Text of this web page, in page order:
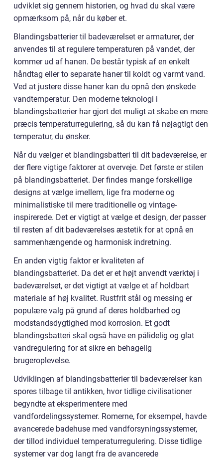
udviklet sig gennem historien, og hvad du skal være
opmærksom på, når du køber et.
Blandingsbatterier til badeværelset er armaturer, der
anvendes til at regulere temperaturen på vandet, der
kommer ud af hanen. De består typisk af en enkelt
håndtag eller to separate haner til koldt og varmt vand.
Ved at justere disse haner kan du opnå den ønskede
vandtemperatur. Den moderne teknologi i
blandingsbatterier har gjort det muligt at skabe en mere
præcis temperaturregulering, så du kan få nøjagtigt den
temperatur, du ønsker.
Når du vælger et blandingsbatteri til dit badeværelse, er
der flere vigtige faktorer at overveje. Det første er stilen
på blandingsbatteriet. Der findes mange forskellige
designs at vælge imellem, lige fra moderne og
minimalistiske til mere traditionelle og vintage-
inspirerede. Det er vigtigt at vælge et design, der passer
til resten af dit badeværelses æstetik for at opnå en
sammenhængende og harmonisk indretning.
En anden vigtig faktor er kvaliteten af
blandingsbatteriet. Da det er et højt anvendt værktøj i
badeværelset, er det vigtigt at vælge et af holdbart
materiale af høj kvalitet. Rustfrit stål og messing er
populære valg på grund af deres holdbarhed og
modstandsdygtighed mod korrosion. Et godt
blandingsbatteri skal også have en pålidelig og glat
vandregulering for at sikre en behagelig
brugeroplevelse.
Udviklingen af blandingsbatterier til badeværelser kan
spores tilbage til antikken, hvor tidlige civilisationer
begyndte at eksperimentere med
vandfordelingssystemer. Romerne, for eksempel, havde
avancerede badehuse med vandforsyningssystemer,
der tillod individuel temperaturregulering. Disse tidlige
systemer var dog langt fra de avancerede